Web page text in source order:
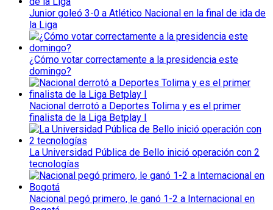
Junior goleó 3-0 a Atlético Nacional en la final de ida de
la Liga
¿Cómo votar correctamente a la presidencia este
domingo?
Nacional derrotó a Deportes Tolima y es el primer
finalista de la Liga Betplay I
La Universidad Pública de Bello inició operación con 2
tecnologías
Nacional pegó primero, le ganó 1-2 a Internacional en